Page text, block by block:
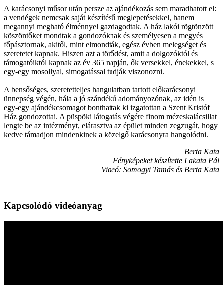
A karácsonyi műsor után persze az ajándékozás sem maradhatott el:
a vendégek nemcsak saját készítésű meglepetésekkel, hanem
megannyi megható élménnyel gazdagodtak. A ház lakói rögtönzött
köszöntőket mondtak a gondozóknak és személyesen a megyés
főpásztornak, akitől, mint elmondták, egész évben melegséget és
szeretetet kapnak. Hiszen azt a törődést, amit a dolgozóktól és
támogatóiktól kapnak az év 365 napján, ők versekkel, énekekkel, s
egy-egy mosollyal, simogatással tudják viszonozni.
A bensőséges, szeretetteljes hangulatban tartott előkarácsonyi
ünnepség végén, hála a jó szándékú adományozónak, az idén is
egy-egy ajándékcsomagot bonthattak ki izgatottan a Szent Kristóf
Ház gondozottai. A püspöki látogatás végére finom mézeskalácsillat
lengte be az intézményt, elárasztva az épület minden zegzugát, hogy
kedve támadjon mindenkinek a közelgő karácsonyra hangolódni.
Berta Kata
Fényképeket készítette Lakata Pál
Videó: Somogyi Tamás és Berta Kata
Kapcsolódó videóanyag